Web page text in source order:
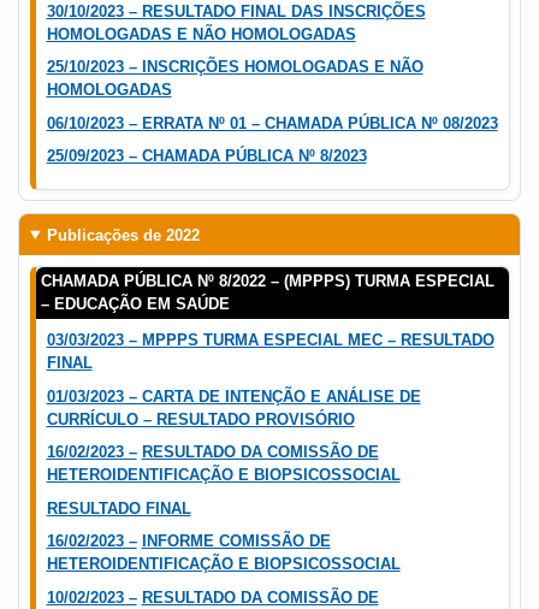
30/10/2023 – RESULTADO FINAL DAS INSCRIÇÕES
HOMOLOGADAS E NÃO HOMOLOGADAS
25/10/2023 – INSCRIÇÕES HOMOLOGADAS E NÃO
HOMOLOGADAS
06/10/2023 – ERRATA Nº 01 – CHAMADA PÚBLICA Nº 08/2023
25/09/2023 – CHAMADA PÚBLICA Nº 8/2023
Publicações de 2022
CHAMADA PÚBLICA Nº 8/2022 – (MPPPS) TURMA ESPECIAL
– EDUCAÇÃO EM SAÚDE
03/03/2023 – MPPPS TURMA ESPECIAL MEC – RESULTADO
FINAL
01/03/2023 – CARTA DE INTENÇÃO E ANÁLISE DE
CURRÍCULO – RESULTADO PROVISÓRIO
16/02/2023 – RESULTADO DA COMISSÃO DE
HETEROIDENTIFICAÇÃO E BIOPSICOSSOCIAL
RESULTADO FINAL
16/02/2023 –
INFORME COMISSÃO DE
HETEROIDENTIFICAÇÃO E BIOPSICOSSOCIAL
10/02/2023 – RESULTADO DA COMISSÃO DE